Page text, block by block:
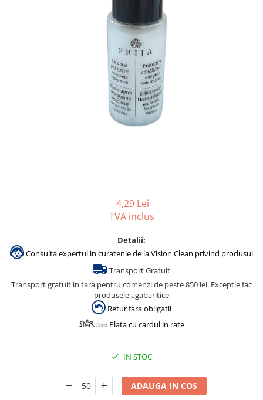
Monodiscuri profesionale
Accesorii detergenti, pompe,
Detergenti rufe si tesaturi
Detergenti toaleta, grup sanitar
Room Care
Dezinfectanti profesionali
Dezinfectanti maini
Dezinfectanti medicali profesionali
Dezinfectanti suprafete
Dispensere acoperitoare colac wc
Dispensere hartie igienica
4,29 Lei
TVA inclus
Detalii:
Consulta expertul in curatenie de la Vision Clean privind produsul
Transport Gratuit
Transport gratuit in tara pentru comenzi de peste 850 lei. Exceptie fac
produsele agabaritice
Retur fara obligatii
Plata cu cardul in rate
IN STOC
ADAUGA IN COS